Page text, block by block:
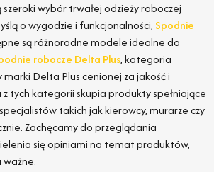
wybór trwałej odzieży roboczej
o wygodzie i funkcjonalności, Spodnie
są różnorodne modele idealne do
robocze Delta Plus, kategoria
Delta Plus cenionej za jakość i
z tych kategorii skupia produkty spełniające
takich jak kierowcy, murarze czy
Zachęcamy do przeglądania
się opiniami na temat produktów,